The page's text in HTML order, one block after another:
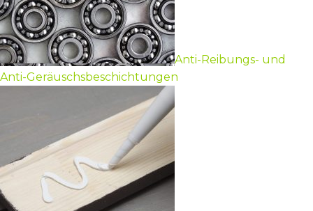
Anti-Reibungs- und
Anti-Geräuschsbeschichtungen